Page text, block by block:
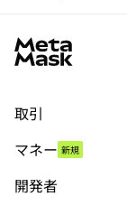
取引
パーペチュアル
マネー 新規
開発者